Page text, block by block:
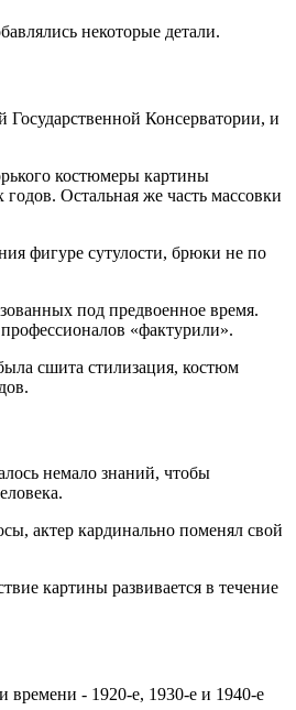
некоторые детали.
Консерватории, и
костюмеры картины
Остальная же часть массовки
фигуре сутулости, брюки не по
под предвоенное время.
«фактурили».
сшита стилизация, костюм
немало знаний, чтобы
актер кардинально поменял свой
картины развивается в течение
времени - 1920-е, 1930-е и 1940-е